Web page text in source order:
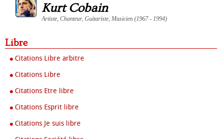
Kurt Cobain
Artiste, Chanteur, Guitariste, Musicien (1967 - 1994)
Libre
Citations Libre arbitre
Citations Libre
Citations Etre libre
Citations Esprit libre
Citations Je suis libre